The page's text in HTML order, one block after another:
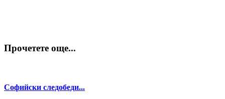
Прочетете още...
Софийски следобеди...